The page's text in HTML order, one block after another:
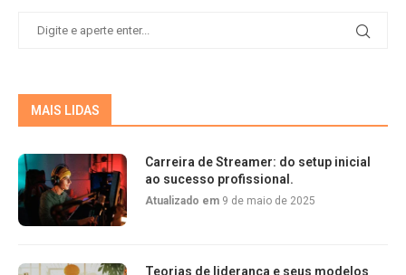
MAIS LIDAS
Carreira de Streamer: do setup inicial
ao sucesso profissional.
Atualizado em 9 de maio de 2025
Teorias de liderança e seus modelos